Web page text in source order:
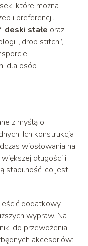
które można
i preferencji.
deski stałe oraz
„drop stitch”,
i
dla osób
z myślą o
Ich konstrukcja
wiosłowania na
długości i
stabilność, co jest
dodatkowy
wypraw. Na
do przewożenia
akcesoriów: